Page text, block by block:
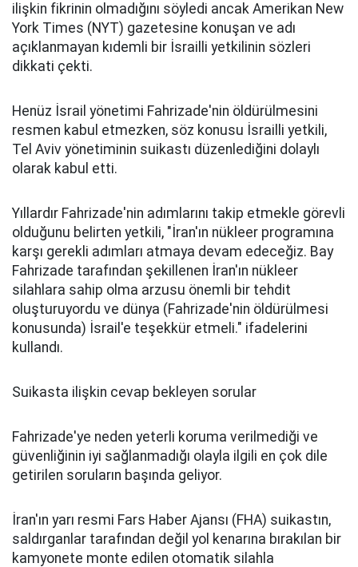
ilişkin fikrinin olmadığını söyledi ancak Amerikan New
York Times (NYT) gazetesine konuşan ve adı
açıklanmayan kıdemli bir İsrailli yetkilinin sözleri
dikkati çekti.
Henüz İsrail yönetimi Fahrizade'nin öldürülmesini
resmen kabul etmezken, söz konusu İsrailli yetkili,
Tel Aviv yönetiminin suikastı düzenlediğini dolaylı
olarak kabul etti.
Yıllardır Fahrizade'nin adımlarını takip etmekle görevli
olduğunu belirten yetkili, "İran'ın nükleer programına
karşı gerekli adımları atmaya devam edeceğiz. Bay
Fahrizade tarafından şekillenen İran'ın nükleer
silahlara sahip olma arzusu önemli bir tehdit
oluşturuyordu ve dünya (Fahrizade'nin öldürülmesi
konusunda) İsrail'e teşekkür etmeli." ifadelerini
kullandı.
Suikasta ilişkin cevap bekleyen sorular
Fahrizade'ye neden yeterli koruma verilmediği ve
güvenliğinin iyi sağlanmadığı olayla ilgili en çok dile
getirilen soruların başında geliyor.
İran'ın yarı resmi Fars Haber Ajansı (FHA) suikastın,
saldırganlar tarafından değil yol kenarına bırakılan bir
kamyonete monte edilen otomatik silahla